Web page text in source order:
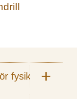
fysik